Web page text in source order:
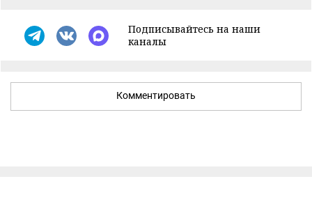
Подписывайтесь на наши
каналы
Комментировать